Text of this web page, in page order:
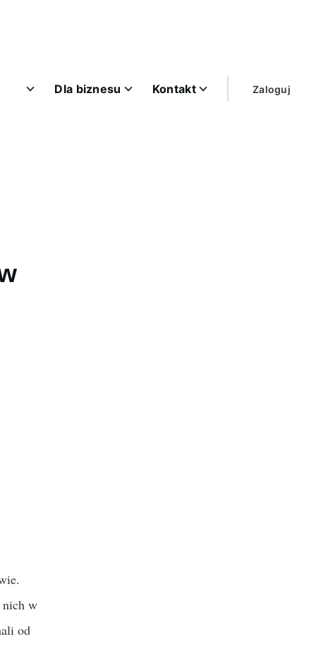
Dla biznesu Kontakt
User
account
Zaloguj
nich w
od